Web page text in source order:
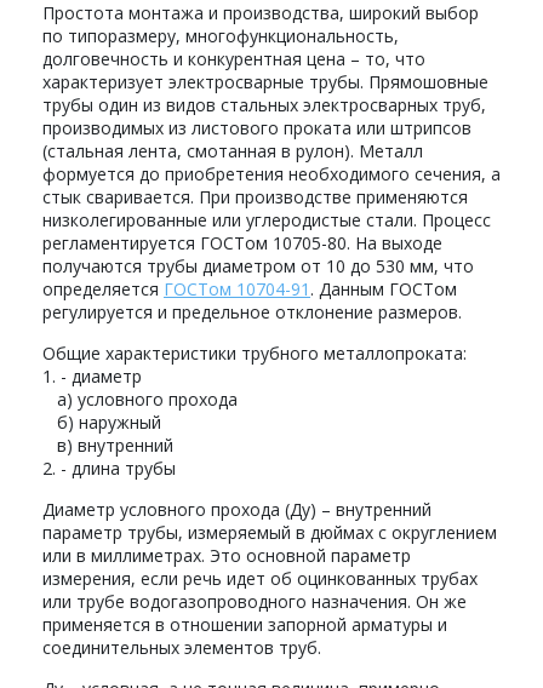
Простота монтажа и производства, широкий выбор
по типоразмеру, многофункциональность,
долговечность и конкурентная цена – то, что
характеризует электросварные трубы. Прямошовные
трубы один из видов стальных электросварных труб,
производимых из листового проката или штрипсов
(стальная лента, смотанная в рулон). Металл
формуется до приобретения необходимого сечения, а
стык сваривается. При производстве применяются
низколегированные или углеродистые стали. Процесс
регламентируется ГОСТом 10705-80. На выходе
получаются трубы диаметром от 10 до 530 мм, что
определяется ГОСТом 10704-91 . Данным ГОСТом
регулируется и предельное отклонение размеров.
Общие характеристики трубного металлопроката:
1. - диаметр
а) условного прохода
б) наружный
в) внутренний
2. - длина трубы
Диаметр условного прохода (Ду) – внутренний
параметр трубы, измеряемый в дюймах с округлением
или в миллиметрах. Это основной параметр
измерения, если речь идет об оцинкованных трубах
или трубе водогазопроводного назначения. Он же
применяется в отношении запорной арматуры и
соединительных элементов труб.